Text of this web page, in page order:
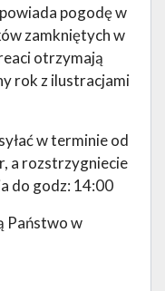
pogodę w
zamkniętych w
otrzymają
rok z ilustracjami
w terminie od
a rozstrzygniecie
do godz: 14:00
Państwo w